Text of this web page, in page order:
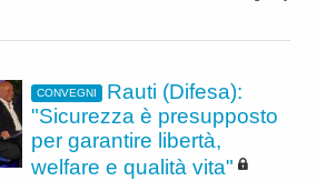
CONVEGNI
Rauti (Difesa):
"Sicurezza è presupposto
per garantire libertà,
welfare e qualità vita"